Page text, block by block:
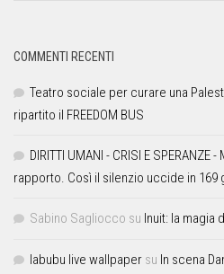
COMMENTI RECENTI
Teatro sociale per curare una
ripartito il FREEDOM BUS
DIRITTI UMANI - CRISI E SPERANZE
rapporto. Così il silenzio uccide in 169
Sabino Sagliocco su Inuit: la magia
labubu live wallpaper su In scena